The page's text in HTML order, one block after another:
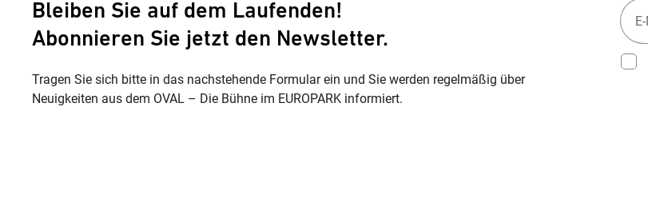
Bleiben Sie auf dem Laufenden!
Abonnieren Sie jetzt den Newsletter.
Tragen Sie sich bitte in das nachstehende Formular ein und Sie werden regelmäßig über
Neuigkeiten aus dem OVAL – Die Bühne im EUROPARK informiert.